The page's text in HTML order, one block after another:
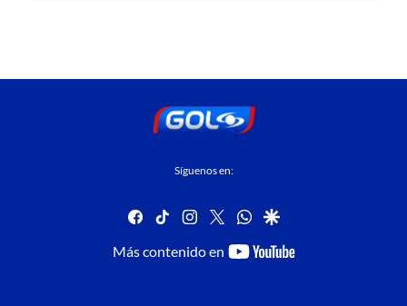
Síguenos en:
facebook
tiktok instagram
twitterwhatsapp
google
Más contenido en
youtube-